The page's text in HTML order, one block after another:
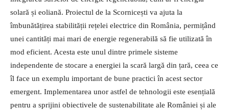
solară și eoliană. Proiectul de la Scornicești va ajuta la
îmbunătățirea stabilității rețelei electrice din România, permițând
unei cantități mai mari de energie regenerabilă să fie utilizată în
mod eficient. Acesta este unul dintre primele sisteme
independente de stocare a energiei la scară largă din țară, ceea ce
îl face un exemplu important de bune practici în acest sector
emergent. Implementarea unor astfel de tehnologii este esențială
pentru a sprijini obiectivele de sustenabilitate ale României și ale